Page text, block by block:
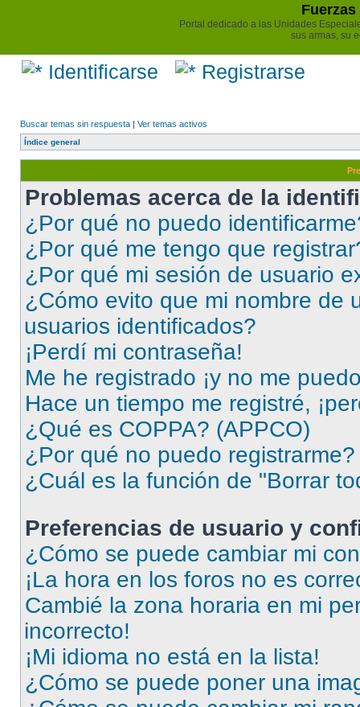
Portal dedicado a las Unidades
sus armas, su
Identificarse Registrarse
Buscar temas sin respuesta | Ver temas activos
Índice general
Problemas acerca de la
¿Por qué no puedo
¿Por qué me tengo que
¿Por qué mi sesión de usuario
¿Cómo evito que mi nombre de
usuarios identificados?
¡Perdí mi contraseña!
Me he registrado ¡y no me
Hace un tiempo me registré,
¿Qué es COPPA? (APPCO)
¿Por qué no puedo registrarme?
¿Cuál es la función de "Borrar
Preferencias de usuario y
¿Cómo se puede cambiar mi
¡La hora en los foros no es
Cambié la zona horaria en mi
incorrecto!
¡Mi idioma no está en la lista!
¿Cómo se puede poner una